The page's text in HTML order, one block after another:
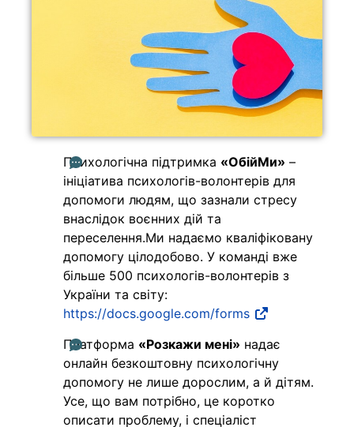
Психологічна підтримка «ОбійМи» –
ініціатива психологів-волонтерів для
допомоги людям, що зазнали стресу
внаслідок воєнних дій та
переселення.Ми надаємо кваліфіковану
допомогу цілодобово. У команді вже
більше 500 психологів-волонтерів з
України та світу:
https://docs.google.com/forms
Платформа «Розкажи мені» надає
онлайн безкоштовну психологічну
допомогу не лише дорослим, а й дітям.
Усе, що вам потрібно, це коротко
описати проблему, і спеціаліст